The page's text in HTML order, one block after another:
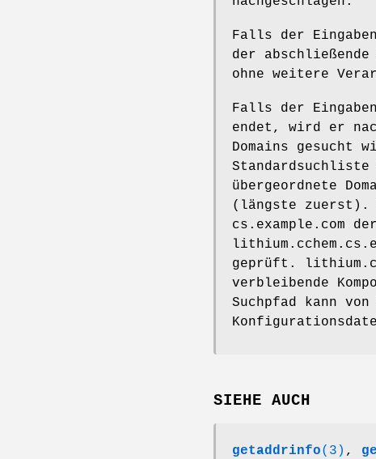
Falls der
der
ohne weitere
Falls der
endet, wird er
Domains
übergeordnete
(längste zuerst).
cs.example.com
geprüft.
verbleibende
Suchpfad kann
SIEHE AUCH
getaddrinfo(3) ,